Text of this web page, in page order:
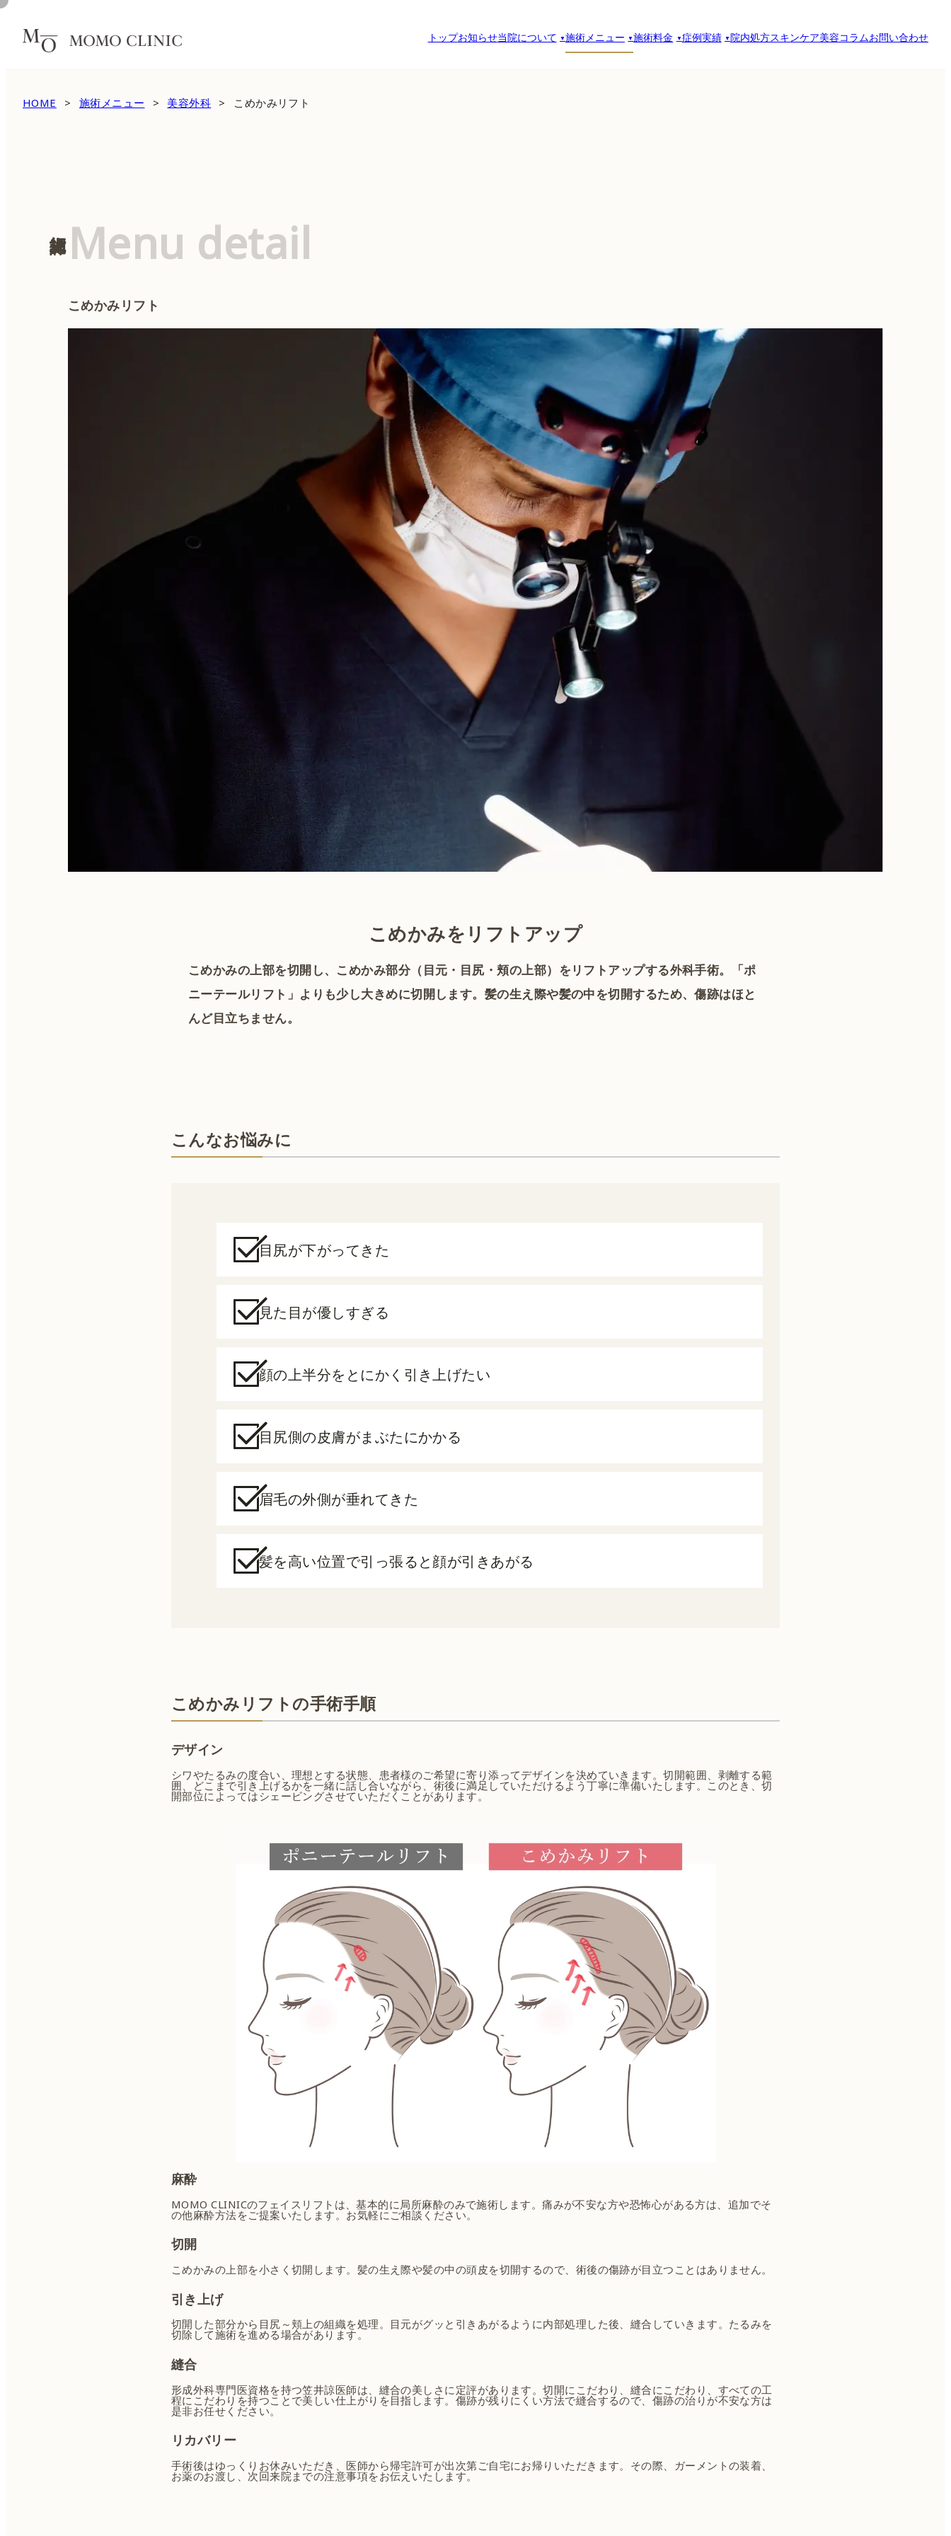
トップお知らせ当院について 施術メニュー 施術料金 症例実績 院内処方スキンケア美容コラムお問い合わせ
HOME 施術メニュー 美容外科 こめかみリフト
Menu detail
こめかみリフト
こめかみをリフトアップ
こめかみの上部を切開し、こめかみ部分（目元・目尻・頬の上部）をリフトアップする外科手術。「ポ
ニーテールリフト」よりも少し大きめに切開します。髪の生え際や髪の中を切開するため、傷跡はほと
んど目立ちません。
こんなお悩みに
目尻が下がってきた
見た目が優しすぎる
顔の上半分をとにかく引き上げたい
目尻側の皮膚がまぶたにかかる
眉毛の外側が垂れてきた
髪を高い位置で引っ張ると顔が引きあがる
こめかみリフトの手術手順
デザイン
シワやたるみの度合い、理想とする状態、患者様のご希望に寄り添ってデザインを決めていきます。切開範囲、剥離する範
囲、どこまで引き上げるかを一緒に話し合いながら、術後に満足していただけるよう丁寧に準備いたします。このとき、切
開部位によってはシェービングさせていただくことがあります。
麻酔
MOMO CLINICのフェイスリフトは、基本的に局所麻酔のみで施術します。痛みが不安な方や恐怖心がある方は、追加でそ
の他麻酔方法をご提案いたします。お気軽にご相談ください。
切開
こめかみの上部を小さく切開します。髪の生え際や髪の中の頭皮を切開するので、術後の傷跡が目立つことはありません。
引き上げ
切開した部分から目尻～頬上の組織を処理。目元がグッと引きあがるように内部処理した後、縫合していきます。たるみを
切除して施術を進める場合があります。
縫合
形成外科専門医資格を持つ笠井諒医師は、縫合の美しさに定評があります。切開にこだわり、縫合にこだわり、すべての工
程にこだわりを持つことで美しい仕上がりを目指します。傷跡が残りにくい方法で縫合するので、傷跡の治りが不安な方は
是非お任せください。
リカバリー
手術後はゆっくりお休みいただき、医師から帰宅許可が出次第ご自宅にお帰りいただきます。その際、ガーメントの装着、
お薬のお渡し、次回来院までの注意事項をお伝えいたします。